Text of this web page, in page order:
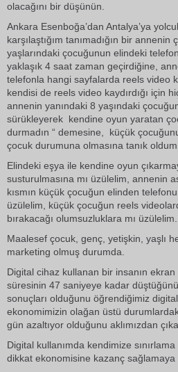
olacağını bir düşünün.
Ankara Esenboğa’dan Antalya’ya
karşılaştığım tanımadığın bir
yaşlarındaki çocuğunun elindeki
yaklaşık 4 saat zaman geçirdiğine,
telefonla hangi sayfalarda reels video
kendisi de reels video kaydırdığı için
annenin yanındaki 8 yaşındaki
sürükleyerek kendine oyun yaratan
durmadın “ demesine, küçük
çocuk durumuna olmasına tanık
Elindeki eşya ile kendine oyun
susturulmasına mı üzülelim, annenin
kısmın küçük çocuğun elinden
üzülelim, küçük çocuğun reels
bırakacağı olumsuzluklara mı
Maalesef çocuk, genç, yetişkin, yaşlı
marketing olmuş durumda.
Digital cihaz kullanan bir insanın
süresinin 47 saniyeye kadar
sonuçları olduğunu öğrendiğimiz
ekonomimizin olağan üstü
gün azaltıyor olduğunu aklımızdan
Digital kullanımda kendimize
dikkat ekonomisine kazanç sağlamaya